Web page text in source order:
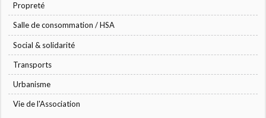
Propreté
Salle de consommation / HSA
Social & solidarité
Transports
Urbanisme
Vie de l'Association